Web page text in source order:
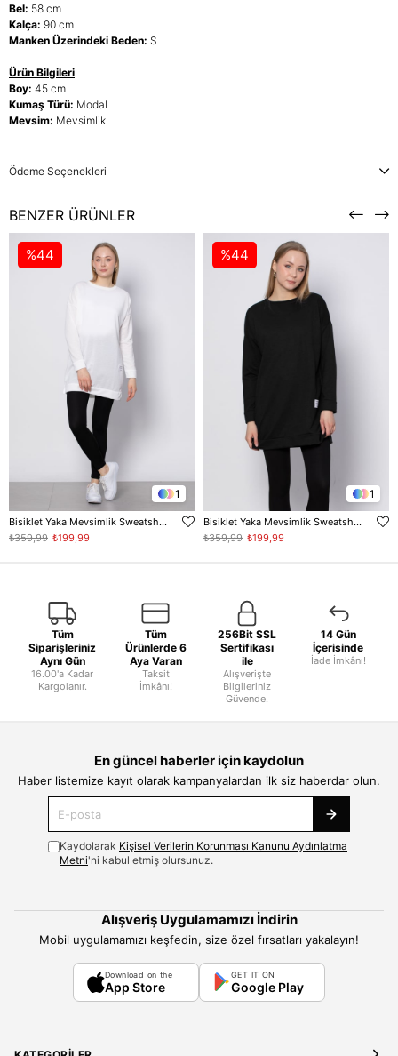
Bel: 58 cm
Kalça: 90 cm
Manken Üzerindeki Beden: S
Ürün Bilgileri
Boy: 45 cm
Kumaş Türü: Modal
Mevsim: Mevsimlik
Ödeme Seçenekleri
BENZER ÜRÜNLER
1
Bisiklet Yaka Mevsimlik Sweatshirt - Ekru
₺199,99
₺359,99
%44
1
Bisiklet Yaka Mevsimlik Sweatshirt - Siyah
₺199,99
₺359,99
%44
Tüm
Siparişleriniz
Aynı Gün
16.00'a Kadar
Kargolanır.
Tüm
Ürünlerde 6
Aya Varan
Taksit
İmkânı!
256Bit SSL
Sertifikası
ile
Alışverişte
Bilgileriniz
Güvende.
14 Gün
İçerisinde
İade İmkânı!
En güncel haberler için kaydolun
Haber listemize kayıt olarak kampanyalardan ilk siz haberdar olun.
Kaydolarak Kişisel Verilerin Korunması Kanunu Aydınlatma
Metni'ni kabul etmiş olursunuz.
Alışveriş Uygulamamızı İndirin
Mobil uygulamamızı keşfedin, size özel fırsatları yakalayın!
Download on the
App Store
GET IT ON
Google Play